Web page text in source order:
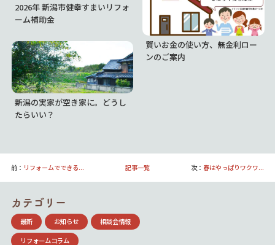
2026年 新潟市健幸すまいリフォ
ーム補助金
賢いお金の使い方、無金利ロー
ンのご案内
新潟の実家が空き家に。どうし
たらいい？
前： リフォームでできる... 記事一覧 次： 春はやっぱりワクワ...
カテゴリー
最新 お知らせ 相談会情報
リフォームコラム